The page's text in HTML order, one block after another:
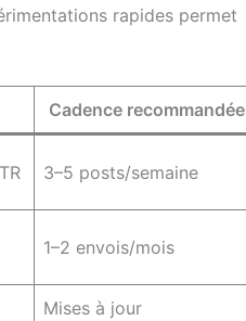
rapides permet
Cadence recommandée
3–5 posts/semaine
1–2 envois/mois
Mises à jour